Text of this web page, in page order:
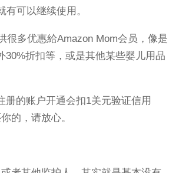
有可以继续使用。
很多优惠給Amazon Mom会员，像是
30%折扣等，或是其他某些婴儿用品
册的账户开通会扣1美元验证信用
的，请放心。